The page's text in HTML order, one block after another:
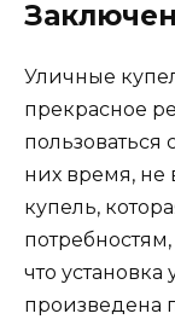
Уличные
прекрасное
них время, не
купель,
что
произведена